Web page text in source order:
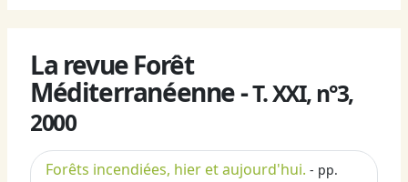
La revue Forêt
Méditerranéenne -T. XXI, n°3,
2000
Forêts incendiées, hier et aujourd'hui. - pp.